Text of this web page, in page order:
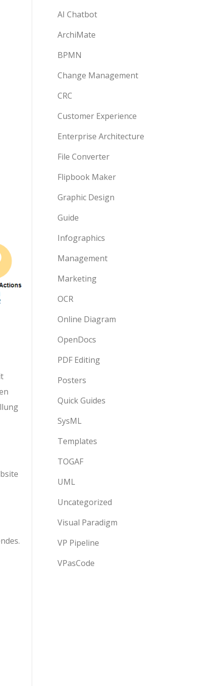
AI Chatbot
ArchiMate
BPMN
Change Management
CRC
Customer Experience
Enterprise Architecture
File Converter
Flipbook Maker
Graphic Design
Guide
Infographics
Management
Marketing
OCR
Online Diagram
OpenDocs
PDF Editing
Posters
Quick Guides
SysML
Templates
TOGAF
UML
Uncategorized
Visual Paradigm
VP Pipeline
VPasCode